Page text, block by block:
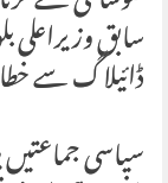
سابق وزیراعلی
ڈائیلاگ سے
سیاسی